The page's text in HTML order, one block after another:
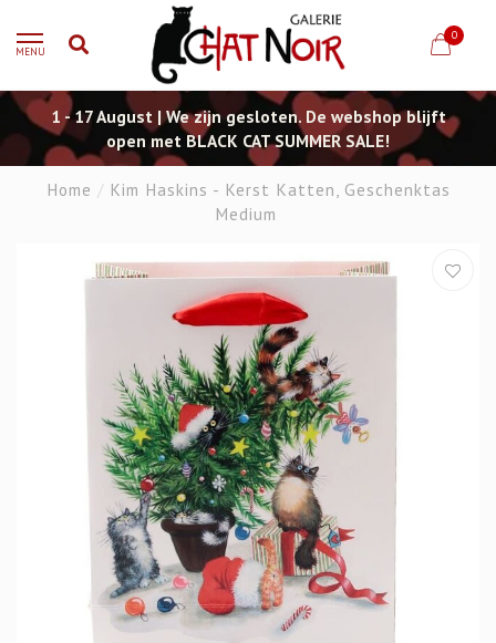
MENU
0
1 - 17 August | We zijn gesloten. De webshop blijft
open met BLACK CAT SUMMER SALE!
Home / Kim Haskins - Kerst Katten, Geschenktas
Medium